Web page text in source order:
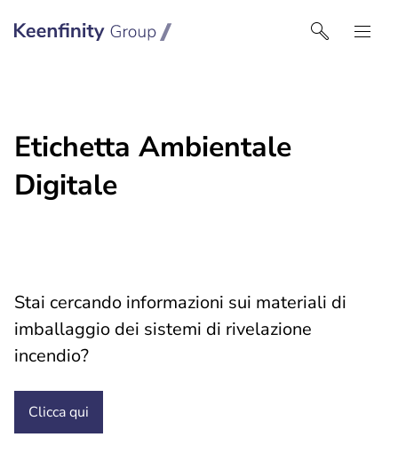
Keenfinity Group I Italy
Etichetta Ambientale
Digitale
Stai cercando informazioni sui materiali di
imballaggio dei sistemi di rivelazione
incendio?
Cliccaqui